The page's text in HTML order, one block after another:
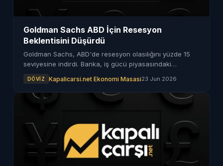
Goldman Sachs ABD İçin Resesyon
Beklentisini Düşürdü
Goldman Sachs, ABD'de resesyon olasılığını yüzde 15
seviyesine indirdi. Banka, iş gücü piyasasındaki
DÖVIZ Kapalicarsi.net Ekonomi Masasi23 Jun 2026